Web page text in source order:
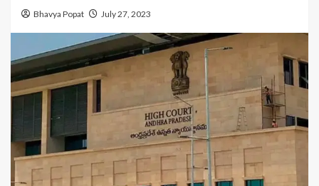
Bhavya Popat July 27, 2023